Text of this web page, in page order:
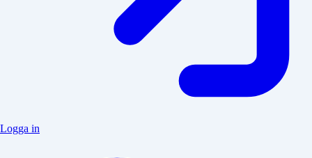
Logga in